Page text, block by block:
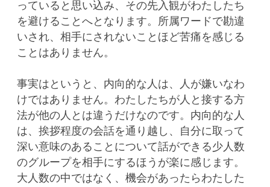
っていると思い込み、その先入観がわたしたち
を避けることへとなります。所属ワードで勘違
いされ、相手にされないことほど苦痛を感じる
ことはありません。
事実はというと、内向的な人は、人が嫌いなわ
けではありません。わたしたちが人と接する方
法が他の人とは違うだけなのです。内向的な人
は、挨拶程度の会話を通り越し、自分に取って
深い意味のあることについて話ができる少人数
のグループを相手にするほうが楽に感じます。
大人数の中ではなく、機会があったらわたした